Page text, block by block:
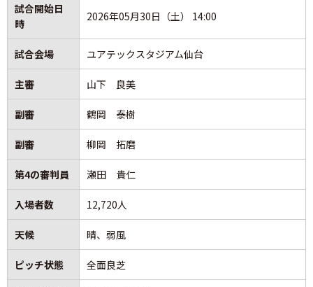
甲府のフォーメーションは3-1-4-2。GK：山内選手。CB：
遠藤選手、井上選手、小林選手。アンカー：武井選手。
WB：佐藤恵介選手、荒木選手。インサイドハーフ：佐藤和
弘選手、安田選手。ツートップ：太田選手、藤井選手の布
陣。
EAST-Bを1位で駆け抜けたヴァンフォーレ甲府は、全40チ
ームの頂点を決めるトーナメント準決勝、ベガルタ仙台と
の大一番に臨む。勝利すれば1位・2位決定戦へ進出する、
真の王者を決めるための重要な一戦だ。
過去、何度も苦杯をなめさせられた難敵・仙台。しかし、
渋谷洋樹監督は今節に向け、「チャレンジャーとして思い
切って戦いにいきたい。しっかりとゲームを読んだうえで
ゲームに入りたい」と決意を語った。リーグ戦で見せた確
■EAST-Aをダントツで首位通過した仙台に互角に戦えた部
分もあったと思いますが、その中で感じた差は？
同じような形でサッカーをやっている中で、一人ひとりの
プレーの質、相手も我々も同じようなイメージ。最初はピ
ッチにアジャスト出来なかった。プレースピードが全然上
がっていないことを私自身感じていました。サッカー選手
としてどういう状況なのかゲームを読む力をもっと高めな
いといけない。26/27シーズンはもっと盛り上がると思うの
で、そこでいいプレーができるようになってほしい。
■守備では突き詰めて来たと思いますが、手応えは？
最後のところを粘り強くというか、（失点しても）1失点で
ゲームをコントロール出来ると感じていたので、どこでど
うやって点を取るのかという共有が足りなかった。簡単に
やらせてもらえなかった。
試合開始日
時
2026年05月30日（土） 14:00
試合会場 ユアテックスタジアム仙台
主審 山下 良美
副審 鶴岡 泰樹
副審 柳岡 拓磨
第4の審判員 瀬田 貴仁
入場者数 12,720人
天候 晴、弱風
ピッチ状態 全面良芝